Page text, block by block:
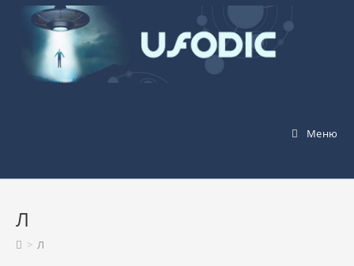
Перейти
содержимому
Меню
Л
> Л